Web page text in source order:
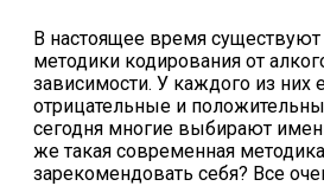
В настоящее время
методики кодирования от
зависимости. У каждого из них
отрицательные и
сегодня многие выбирают
же такая современная
зарекомендовать себя? Все